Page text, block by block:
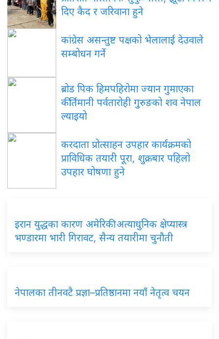
दिए कैद र जरिवाना हुने
कांग्रेस असन्तुष्ट पक्षको भेलालाई देउवाले
सम्बोधन गर्ने
ब्रोड पिक हिमपहिरोमा ज्यान गुमाएका
कीर्तिमानी पर्वतारोही गुरुङको शव नेपाल
ल्याइयो
करदाता प्रोत्साहन उपहार कार्यक्रमको
प्राविधिक तयारी पूरा, शुक्रबार पहिलो
उपहार घोषणा हुने
इरान युद्धका कारण अमेरिकी अत्याधुनिक क्षेप्यास्त्र
भण्डारमा भारी गिरावट, सैन्य तयारीमा चुनौती
नेपालका तीनवटै प्रज्ञा–प्रतिष्ठानमा नयाँ नेतृत्व चयन